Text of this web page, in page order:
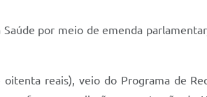
por meio de emenda
reais), veio do Programa de